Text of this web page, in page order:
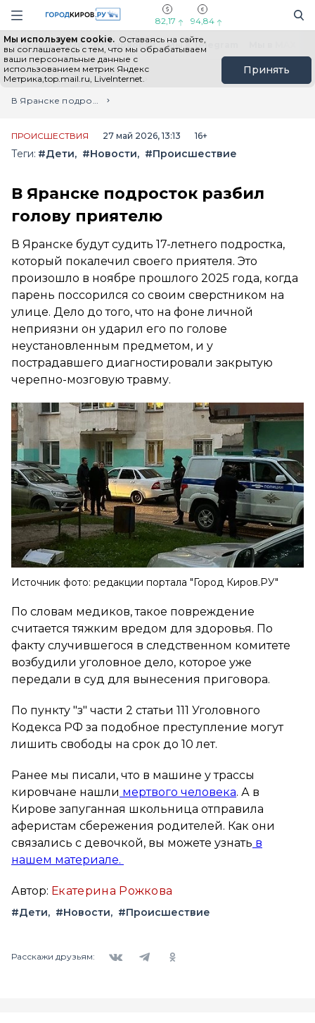
Навигация сайта
82,17 94,84
Мы используем cookie. Оставаясь на сайте,
вы соглашаетесь с тем, что мы обрабатываем
ваши персональные данные с
использованием метрик Яндекс
Метрика,top.mail.ru, LiveInternet.
Принять
Выборы - 2026 Все новости Мы в Telegram
Главная
Лента новостей
В Яранске подросток разбил голову приятелю
ПРОИСШЕСТВИЯ 27 май 2026, 13:13 16+
Теги: #Дети #Новости #Происшествие
В Яранске подросток разбил
голову приятелю
В Яранске будут судить 17-летнего подростка,
который покалечил своего приятеля. Это
произошло в ноябре прошлого 2025 года, когда
парень поссорился со своим сверстником на
улице. Дело до того, что на фоне личной
неприязни он ударил его по голове
неустановленным предметом, и у
пострадавшего диагностировали закрытую
черепно-мозговую травму.
Источник фото: редакции портала "Город Киров.РУ"
По словам медиков, такое повреждение
считается тяжким вредом для здоровья. По
факту случившегося в следственном комитете
возбудили уголовное дело, которое уже
передали в суд для вынесения приговора.
По пункту "з" части 2 статьи 111 Уголовного
Кодекса РФ за подобное преступление могут
лишить свободы на срок до 10 лет.
Ранее мы писали, что в машине у трассы
кировчане нашли мертвого человека. А в
Кирове запуганная школьница отправила
аферистам сбережения родителей. Как они
связались с девочкой, вы можете узнать в
нашем материале.
Автор: Екатерина Рожкова
#Дети #Новости #Происшествие
Расскажи друзьям: